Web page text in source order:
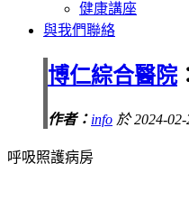
健康講座
與我們聯絡
博仁綜合醫院
作者： info 於 2024-02-
呼吸照護病房